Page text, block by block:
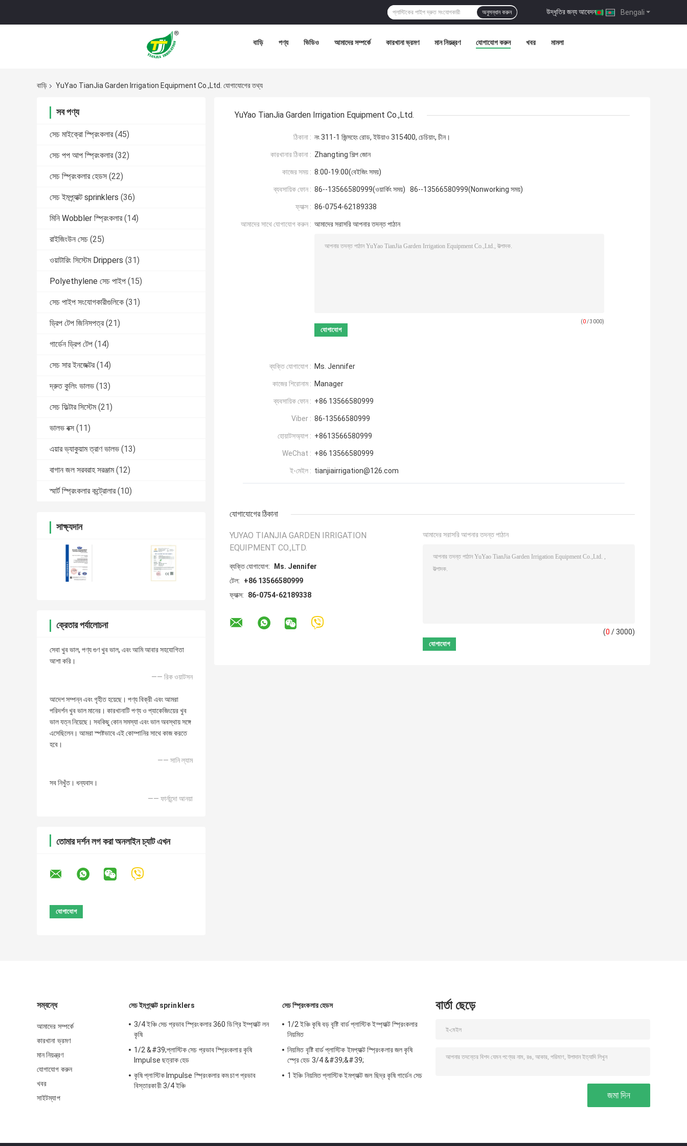
Bengali
উদ্ধৃতির জন্য আবেদন |
অনুসন্ধান করুন
বাড়ি পণ্য ভিডিও আমাদের সম্পর্কে কারখানা ভ্রমণ মান নিয়ন্ত্রণ যোগাযোগ করুন খবর মামলা
বাড়ি YuYao TianJia Garden Irrigation Equipment Co.,Ltd. যোগাযোগের তথ্য
সব পণ্য
সেচ মাইক্রো স্প্রিংকলার (45)
সেচ পপ আপ স্প্রিংকলার (32)
সেচ স্প্রিংকলার হেডস (22)
সেচ ইমপ্র্যাক্ট sprinklers (36)
মিনি Wobbler স্প্রিংকলার (14)
রাইজিংউন সেচ (25)
ওয়াটারিং সিস্টেম Drippers (31)
Polyethylene সেচ পাইপ (15)
সেচ পাইপ সংযোগকারীগুলিকে (31)
ড্রিপ টেপ জিনিসপত্র (21)
গার্ডেন ড্রিপ টেপ (14)
সেচ সার ইনজেক্টর (14)
দ্রুত কুলিং ভালভ (13)
সেচ ফিল্টার সিস্টেম (21)
ভালভ বক্স (11)
এয়ার ভ্যাকুয়াম ত্রাণ ভালভ (13)
বাগান জল সরবরাহ সরঞ্জাম (12)
স্মার্ট স্প্রিংকলার কন্ট্রোলার (10)
সাক্ষ্যদান
ক্রেতার পর্যালোচনা
সেবা খুব ভাল, পণ্য গুণ খুব ভাল, এবং আমি আবার সহযোগিতা
আশা করি।
—— রিক ওয়াটসন
আদেশ সম্পন্ন এবং গৃহীত হয়েছে। পণ্য বিক্রী এবং আমরা
পরিদর্শন খুব ভাল মানের। কারখানাটি পণ্য ও প্যাকেজিংয়ের খুব
ভাল যত্ন নিয়েছে। সবকিছু কোন সমস্যা এবং ভাল অবস্থায় সঙ্গে
এসেছিলেন। আমরা স্পষ্টভাবে এই কোম্পানির সাথে কাজ করতে
হবে।
—— সানি ল্যাম
সব নিখুঁত। ধন্যবাদ।
—— ফার্নান্দো আনয়া
তোমার দর্শন লগ করা অনলাইন চ্যাট এখন
YuYao TianJia Garden Irrigation Equipment Co.,Ltd.
ঠিকানা : নং 311-1 জিন্সহেং রোড, ইউয়াও 315400, চেচিয়াং, চীন।
কারখানার ঠিকানা : Zhangting শিল্প জোন
কাজের সময় : 8:00-19:00(বেইজিং সময়)
ব্যবসায়িক ফোন : 86--13566580999(ওয়ার্কিং সময়) 86--13566580999(Nonworking সময়)
ফ্যাক্স : 86-0754-62189338
আমাদের সাথে যোগাযোগ করুন : আমাদের সরাসরি আপনার তদন্ত পাঠান
(0/ 3000)
ব্যক্তি যোগাযোগ : Ms. Jennifer
কাজের শিরোনাম : Manager
ব্যবসায়িক ফোন : +86 13566580999
Viber : 86-13566580999
হোয়াটসঅ্যাপ : +8613566580999
WeChat : +86 13566580999
ই-মেইল : tianjiairrigation@126.com
যোগাযোগের ঠিকানা
YUYAO TIANJIA GARDEN IRRIGATION
EQUIPMENT CO.,LTD.
ব্যক্তি যোগাযোগ:
Ms. Jennifer
টেল:
+86 13566580999
ফ্যাক্স:
86-0754-62189338
আমাদের সরাসরি আপনার তদন্ত পাঠান
(0 / 3000)
সম্বন্ধে
আমাদের সম্পর্কে
কারখানা ভ্রমণ
মান নিয়ন্ত্রণ
যোগাযোগ করুন
খবর
সাইটম্যাপ
সেচ ইমপ্র্যাক্ট sprinklers
3/4 ইঞ্চি সেচ প্রভাব স্প্রিংকলার 360 ডিগ্রি ইম্প্যাক্ট লন
কৃষি
1/2 &#39;প্লাস্টিক সেচ প্রভাব স্প্রিংকলার কৃষি
Impulse ছত্রাক হেড
কৃষি প্লাস্টিক Impulse স্প্রিংকলার কম চাপ প্রভাব
বিস্তারকারী 3/4 ইঞ্চি
সেচ স্প্রিংকলার হেডস
1/2 ইঞ্চি কৃষি বড় বৃষ্টি বার্ড প্লাস্টিক ইম্প্যাক্ট স্প্রিংকলার
নিয়মিত
নিয়মিত বৃষ্টি বার্ড প্লাস্টিক ইমপ্যাক্ট স্প্রিংকলার জল কৃষি
স্প্রে হেড 3/4 &#39;&#39;
1 ইঞ্চি নিয়মিত প্লাস্টিক ইমপ্যাক্ট জল ছিদ্র কৃষি গার্ডেন সেচ
বার্তা ছেড়ে